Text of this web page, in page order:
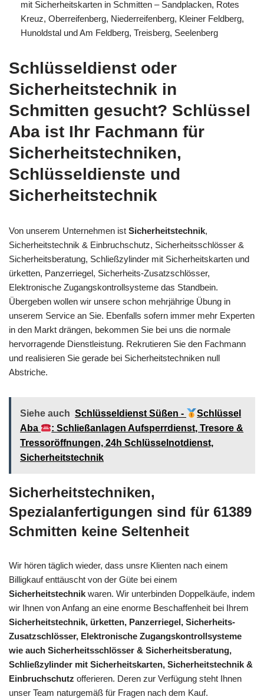
mit Sicherheitskarten in Schmitten – Sandplacken, Rotes
Kreuz, Oberreifenberg, Niederreifenberg, Kleiner Feldberg,
Hunoldstal und Am Feldberg, Treisberg, Seelenberg
Schlüsseldienst oder
Sicherheitstechnik in
Schmitten gesucht? Schlüssel
Aba ist Ihr Fachmann für
Sicherheitstechniken,
Schlüsseldienste und
Sicherheitstechnik
Von unserem Unternehmen ist Sicherheitstechnik,
Sicherheitstechnik & Einbruchschutz, Sicherheitsschlösser &
Sicherheitsberatung, Schließzylinder mit Sicherheitskarten und
ürketten, Panzerriegel, Sicherheits-Zusatzschlösser,
Elektronische Zugangskontrollsysteme das Standbein.
Übergeben wollen wir unsere schon mehrjährige Übung in
unserem Service an Sie. Ebenfalls sofern immer mehr Experten
in den Markt drängen, bekommen Sie bei uns die normale
hervorragende Dienstleistung. Rekrutieren Sie den Fachmann
und realisieren Sie gerade bei Sicherheitstechniken null
Abstriche.
Siehe auch Schlüsseldienst Süßen -
Schlüssel
Aba
: Schließanlagen Aufsperrdienst, Tresore &
Tressoröffnungen, 24h Schlüsselnotdienst,
Sicherheitstechnik
Sicherheitstechniken,
Spezialanfertigungen sind für 61389
Schmitten keine Seltenheit
Wir hören täglich wieder, dass unsre Klienten nach einem
Billigkauf enttäuscht von der Güte bei einem
Sicherheitstechnik waren. Wir unterbinden Doppelkäufe, indem
wir Ihnen von Anfang an eine enorme Beschaffenheit bei Ihrem
Sicherheitstechnik, ürketten, Panzerriegel, Sicherheits-
Zusatzschlösser, Elektronische Zugangskontrollsysteme
wie auch Sicherheitsschlösser & Sicherheitsberatung,
Schließzylinder mit Sicherheitskarten, Sicherheitstechnik &
Einbruchschutz offerieren. Deren zur Verfügung steht Ihnen
unser Team naturgemäß für Fragen nach dem Kauf.